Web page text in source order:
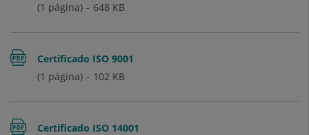
prevención y control de la infección de
648 KB
(1 página)
Certificado ISO 9001
102 KB
(1 página)
Certificado ISO 14001